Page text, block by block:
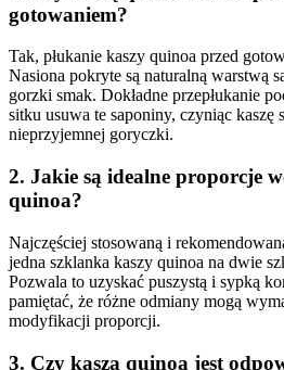
gotowaniem?
Tak, płukanie kaszy quinoa przed
Nasiona pokryte są naturalną warstwą
gorzki smak. Dokładne przepłukanie
sitku usuwa te saponiny, czyniąc kaszę
nieprzyjemnej goryczki.
2. Jakie są idealne proporcje
quinoa?
Najczęściej stosowaną i
jedna szklanka kaszy quinoa na dwie
Pozwala to uzyskać puszystą i sypką
pamiętać, że różne odmiany mogą
modyfikacji proporcji.
3. Czy kasza quinoa jest